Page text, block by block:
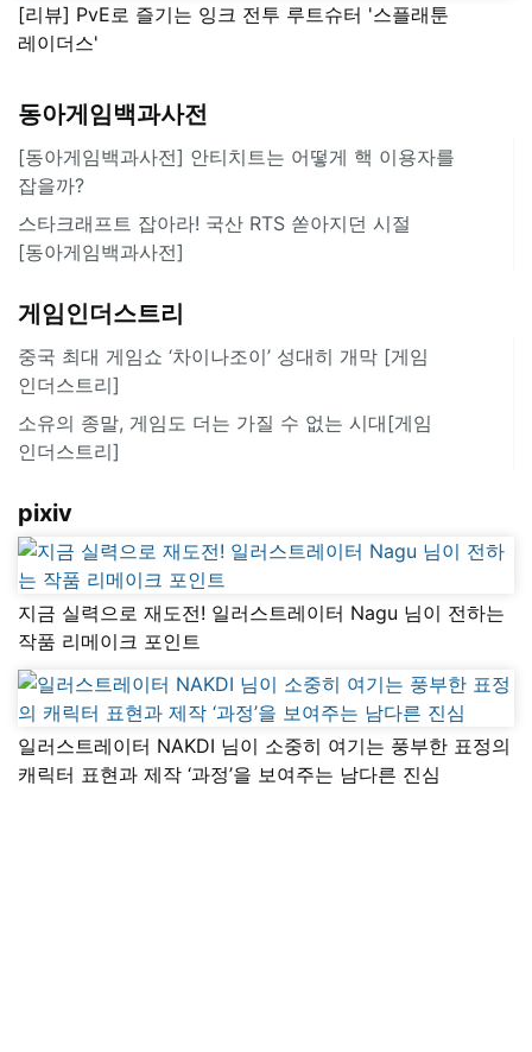
[리뷰] PvE로 즐기는 잉크 전투 루트슈터 '스플래툰
레이더스'
동아게임백과사전
[동아게임백과사전] 안티치트는 어떻게 핵 이용자를
잡을까?
스타크래프트 잡아라! 국산 RTS 쏟아지던 시절
[동아게임백과사전]
게임인더스트리
중국 최대 게임쇼 ‘차이나조이’ 성대히 개막 [게임
인더스트리]
소유의 종말, 게임도 더는 가질 수 없는 시대[게임
인더스트리]
pixiv
지금 실력으로 재도전! 일러스트레이터 Nagu 님이 전하는
작품 리메이크 포인트
일러스트레이터 NAKDI 님이 소중히 여기는 풍부한 표정의
캐릭터 표현과 제작 ‘과정’을 보여주는 남다른 진심